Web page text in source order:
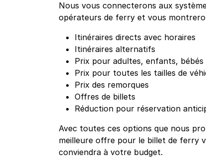
Nous vous connecterons aux
opérateurs de ferry et vous
Itinéraires directs avec horaires
Itinéraires alternatifs
Prix pour adultes, enfants,
Prix pour toutes les tailles de
Prix des remorques
Offres de billets
Réduction pour réservation
Avec toutes ces options que nous
meilleure offre pour le billet de ferry
conviendra à votre budget.